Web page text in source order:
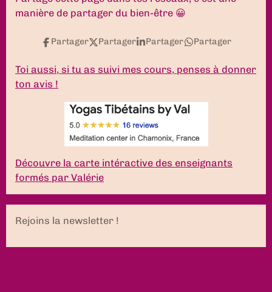
m
manière de partager du bien-être 😀
Partager Partager Partager Partager
Toi aussi, si tu as suivi mes cours, penses à donner
ton avis !
Découvre la carte intéractive des enseignants
formés par Valérie
Rejoins la newsletter !